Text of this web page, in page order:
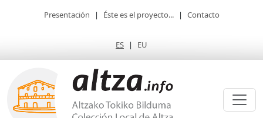
Presentación | Éste es el proyecto... | Contacto
ES | EU